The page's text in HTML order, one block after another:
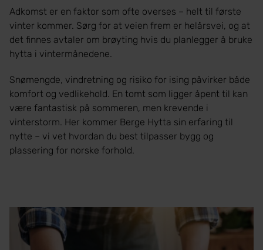
Adkomst er en faktor som ofte overses – helt til første
vinter kommer. Sørg for at veien frem er helårsvei, og at
det finnes avtaler om brøyting hvis du planlegger å bruke
hytta i vintermånedene.
Snømengde, vindretning og risiko for ising påvirker både
komfort og vedlikehold. En tomt som ligger åpent til kan
være fantastisk på sommeren, men krevende i
vinterstorm. Her kommer Berge Hytta sin erfaring til
nytte – vi vet hvordan du best tilpasser bygg og
plassering for norske forhold.